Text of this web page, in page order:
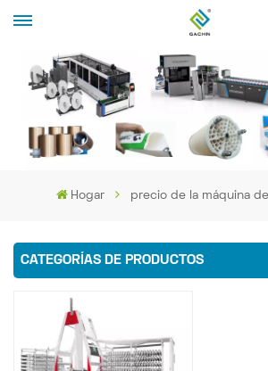
Hogar precio de la máquina
CATEGORÍAS DE PRODUCTOS